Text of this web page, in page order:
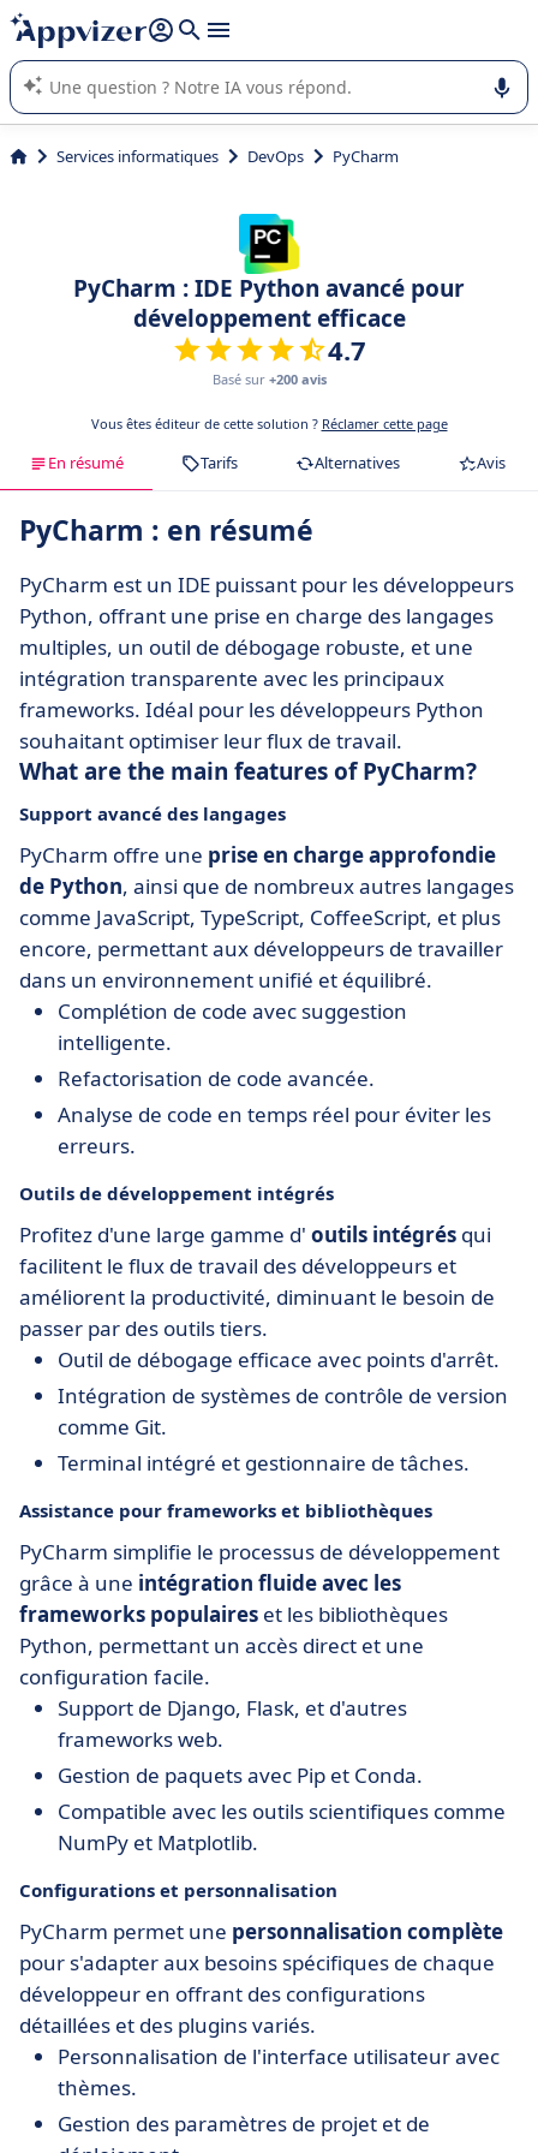
répondre (plusieurs lignes avec
L'IA de Appvizer vous guide dans l'utilisation ou la sélection de
logiciel SaaS en entreprise.
Services informatiques DevOps PyCharm
PyCharm : IDE Python avancé pour
développement efficace
4.7
Basé sur +200 avis
Vous êtes éditeur de cette solution ? Réclamer cette page
En résumé Tarifs Alternatives Avis
PyCharm : en résumé
PyCharm est un IDE puissant pour les développeurs
Python, offrant une prise en charge des langages
multiples, un outil de débogage robuste, et une
intégration transparente avec les principaux
frameworks. Idéal pour les développeurs Python
souhaitant optimiser leur flux de travail.
What are the main features of PyCharm?
Support avancé des langages
PyCharm offre une prise en charge approfondie
de Python, ainsi que de nombreux autres langages
comme JavaScript, TypeScript, CoffeeScript, et plus
encore, permettant aux développeurs de travailler
dans un environnement unifié et équilibré.
Complétion de code avec suggestion
intelligente.
Refactorisation de code avancée.
Analyse de code en temps réel pour éviter les
erreurs.
Outils de développement intégrés
Profitez d'une large gamme d' outils intégrés qui
facilitent le flux de travail des développeurs et
améliorent la productivité, diminuant le besoin de
passer par des outils tiers.
Outil de débogage efficace avec points d'arrêt.
Intégration de systèmes de contrôle de version
comme Git.
Terminal intégré et gestionnaire de tâches.
Assistance pour frameworks et bibliothèques
PyCharm simplifie le processus de développement
grâce à une intégration fluide avec les
frameworks populaires et les bibliothèques
Python, permettant un accès direct et une
configuration facile.
Support de Django, Flask, et d'autres
frameworks web.
Gestion de paquets avec Pip et Conda.
Compatible avec les outils scientifiques comme
NumPy et Matplotlib.
Configurations et personnalisation
PyCharm permet une personnalisation complète
pour s'adapter aux besoins spécifiques de chaque
développeur en offrant des configurations
détaillées et des plugins variés.
Personnalisation de l'interface utilisateur avec
thèmes.
Gestion des paramètres de projet et de